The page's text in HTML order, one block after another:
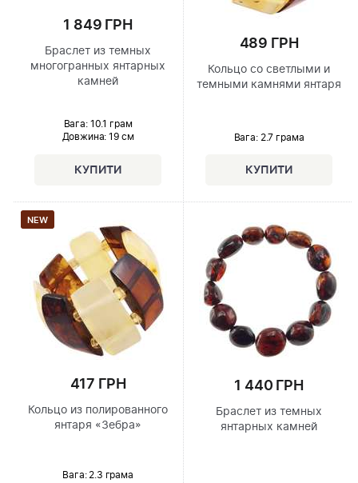
1 849 ГРН
Браслет из темных
многогранных янтарных
камней
Вага: 10.1 грам
Довжина: 19 см
489 ГРН
Кольцо со светлыми и
темными камнями янтаря
Вага: 2.7 грама
NEW
417 ГРН
Кольцо из полированного
янтаря «Зебра»
Вага: 2.3 грама
1 440 ГРН
Браслет из темных
янтарных камней